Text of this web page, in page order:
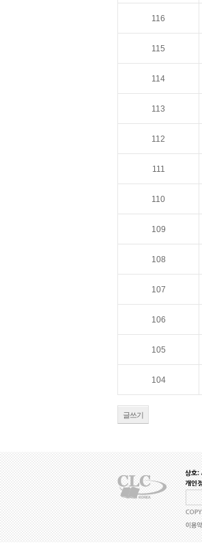
116
115
114
113
112
111
110
109
108
107
106
105
104
글쓰기